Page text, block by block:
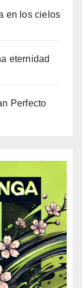
en los cielos
eternidad
Perfecto